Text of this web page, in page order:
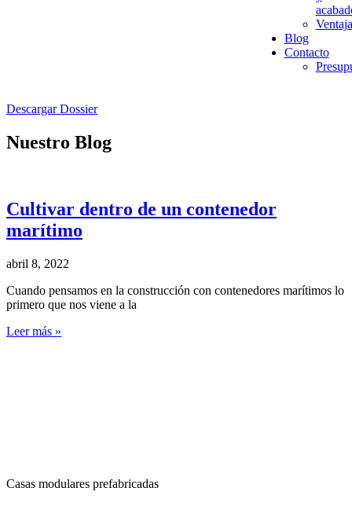
Blog
Contacto
Descargar Dossier
Nuestro Blog
Cultivar dentro de un contenedor
marítimo
abril 8, 2022
Cuando pensamos en la construcción con contenedores marítimos lo
primero que nos viene a la
Leer más »
Casas modulares prefabricadas